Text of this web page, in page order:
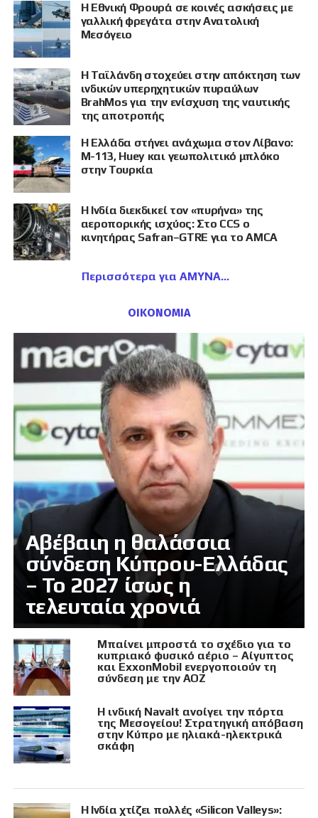
Η Εθνική Φρουρά σε κοινές ασκήσεις με
γαλλική φρεγάτα στην Ανατολική
Μεσόγειο
Η Ταϊλάνδη στοχεύει στην απόκτηση των
ινδικών υπερηχητικών πυραύλων
BrahMos για την ενίσχυση της ναυτικής
της αποτροπής
Η Ελλάδα στήνει ανάχωμα στον Λίβανο:
M-113, Huey και γεωπολιτικό μπλόκο
στην Τουρκία
Η Ινδία διεκδικεί τον «πυρήνα» της
αεροπορικής ισχύος: Στο CCS ο
κινητήρας Safran–GTRE για το AMCA
Περισσότερα για ΑΜΥΝΑ
ΟΙΚΟΝΟΜΙΑ
Αβέβαιη η θαλάσσια
σύνδεση Κύπρου-Ελλάδας
– Το 2027 ίσως η
τελευταία χρονιά
Μπαίνει μπροστά το σχέδιο για το
κυπριακό φυσικό αέριο – Αίγυπτος
και ExxonMobil ενεργοποιούν τη
σύνδεση με την ΑΟΖ
Η ινδική Navalt ανοίγει την πόρτα
της Μεσογείου! Στρατηγική απόβαση
στην Κύπρο με ηλιακά-ηλεκτρικά
σκάφη
Η Ινδία χτίζει πολλές «Silicon Valleys»: